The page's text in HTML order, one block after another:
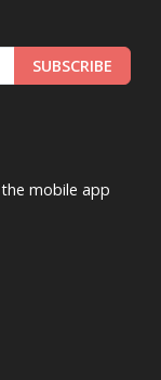
SUBSCRIBE
mobile app